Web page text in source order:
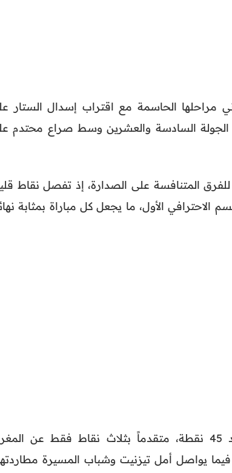
مراحلها الحاسمة مع اقتراب إسدال الستار
منافسات الجولة السادسة والعشرين وسط صراع محتدم
المتنافسة على الصدارة، إذ تفصل نقاط
الاحترافي الأول، ما يجعل كل مباراة بمثابة
ويتصدر وداد تمارة جدول الترتيب برصيد 45 نقطة، متقدماً بثلاث نقاط فقط عن
المركز الثاني بـ42 نقطة، فيما يواصل أمل تيزنيت وشباب المسيرة